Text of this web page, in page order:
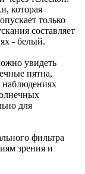
которая
только
составляет
- белый.
увидеть
пятна,
для
фильтра
зрения и